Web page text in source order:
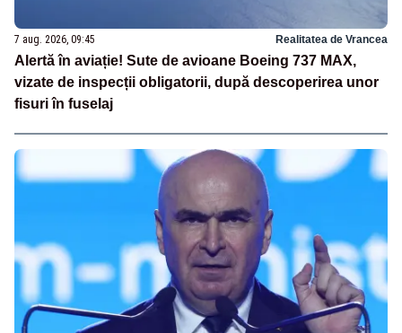
7 aug. 2026, 09:45 Realitatea de Vrancea
Alertă în aviație! Sute de avioane Boeing 737 MAX,
vizate de inspecții obligatorii, după descoperirea unor
fisuri în fuselaj